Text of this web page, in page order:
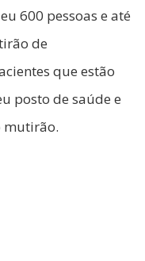
600 pessoas e até
de
que estão
posto de saúde e
mutirão.